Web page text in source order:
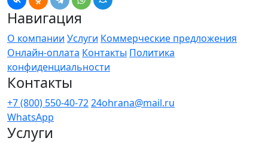
Навигация
О компании Услуги Коммерческие предложения
Онлайн-оплата Контакты Политика
конфиденциальности
Контакты
+7 (800) 550-40-7224ohrana@mail.ru
WhatsApp
Услуги